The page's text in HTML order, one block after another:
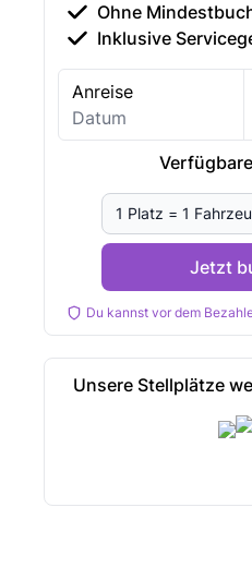
Ohne
Inklusive
Anreise
Jetzt
Du kannst vor dem
Unsere Stellplätze